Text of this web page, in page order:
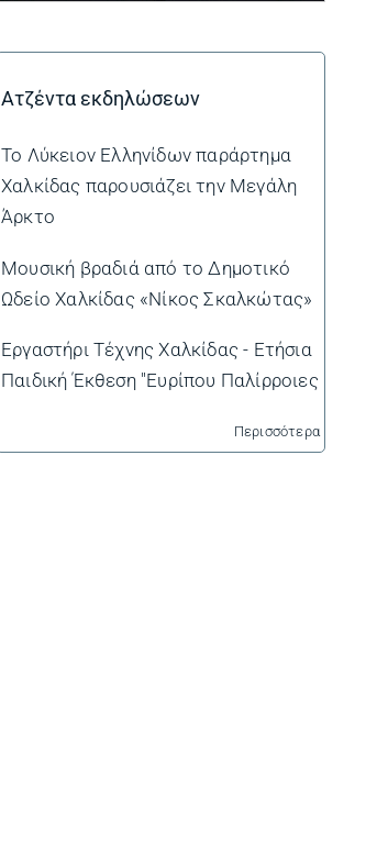
Ατζέντα εκδηλώσεων
Το Λύκειον Ελληνίδων παράρτημα
Χαλκίδας παρουσιάζει την Μεγάλη
Άρκτο
Μουσική βραδιά από το Δημοτικό
Ωδείο Χαλκίδας «Νίκος Σκαλκώτας»
Εργαστήρι Τέχνης Χαλκίδας - Ετήσια
Παιδική Έκθεση "Ευρίπου Παλίρροιες
Περισσότερα